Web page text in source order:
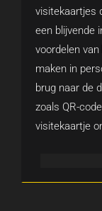
visitekaartjes
een blijvende
voordelen
maken in
brug naar de
zoals QR-
visitekaartje